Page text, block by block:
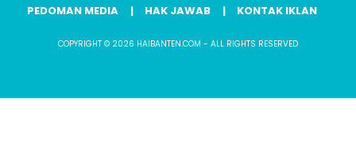
PEDOMAN MEDIA
HAK JAWAB KONTAK IKLAN
COPYRIGHT © 2026 HAIBANTEN.COM - ALL RIGHTS RESERVED